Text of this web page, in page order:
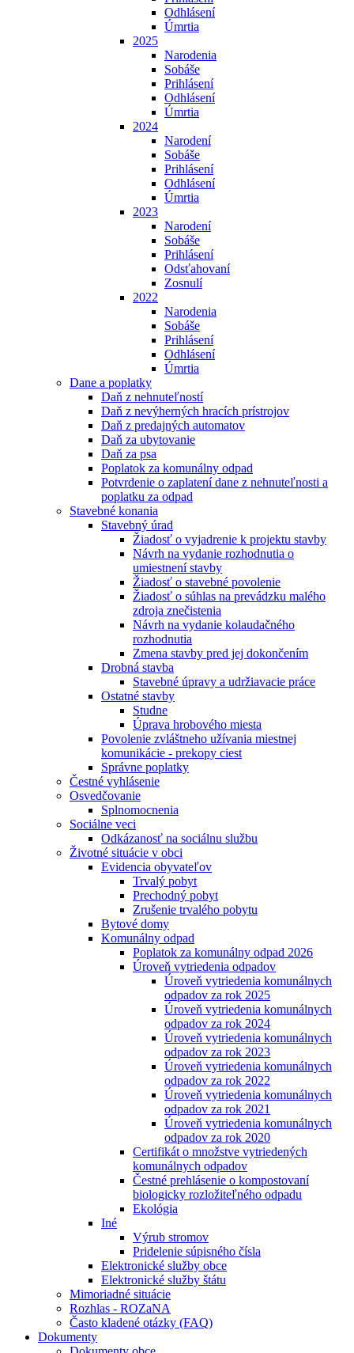
Odhlásení
Úmrtia
2025
Narodenia
Sobáše
Prihlásení
Odhlásení
Úmrtia
2024
Narodení
Sobáše
Prihlásení
Odhlásení
Úmrtia
2023
Narodení
Sobáše
Prihlásení
Odsťahovaní
Zosnulí
2022
Narodenia
Sobáše
Prihlásení
Odhlásení
Úmrtia
Dane a poplatky
Daň z nehnuteľností
Daň z nevýherných hracích prístrojov
Daň z predajných automatov
Daň za ubytovanie
Daň za psa
Poplatok za komunálny odpad
Potvrdenie o zaplatení dane z nehnuteľnosti a
poplatku za odpad
Stavebné konania
Stavebný úrad
Žiadosť o vyjadrenie k projektu stavby
Návrh na vydanie rozhodnutia o
umiestnení stavby
Žiadosť o stavebné povolenie
Žiadosť o súhlas na prevádzku malého
zdroja znečistenia
Návrh na vydanie kolaudačného
rozhodnutia
Zmena stavby pred jej dokončením
Drobná stavba
Stavebné úpravy a udržiavacie práce
Ostatné stavby
Studne
Úprava hrobového miesta
Povolenie zvláštneho užívania miestnej
komunikácie - prekopy ciest
Správne poplatky
Čestné vyhlásenie
Osvedčovanie
Splnomocnenia
Sociálne veci
Odkázanosť na sociálnu službu
Životné situácie v obci
Evidencia obyvateľov
Trvalý pobyt
Prechodný pobyt
Zrušenie trvalého pobytu
Bytové domy
Komunálny odpad
Poplatok za komunálny odpad 2026
Úroveň vytriedenia odpadov
Úroveň vytriedenia komunálnych
odpadov za rok 2025
Úroveň vytriedenia komunálnych
odpadov za rok 2024
Úroveň vytriedenia komunálnych
odpadov za rok 2023
Úroveň vytriedenia komunálnych
odpadov za rok 2022
Úroveň vytriedenia komunálnych
odpadov za rok 2021
Úroveň vytriedenia komunálnych
odpadov za rok 2020
Certifikát o množstve vytriedených
komunálnych odpadov
Čestné prehlásenie o kompostovaní
biologicky rozložiteľného odpadu
Ekológia
Iné
Výrub stromov
Pridelenie súpisného čísla
Elektronické služby obce
Elektronické služby štátu
Mimoriadné situácie
Rozhlas - ROZaNA
Často kladené otázky (FAQ)
Dokumenty